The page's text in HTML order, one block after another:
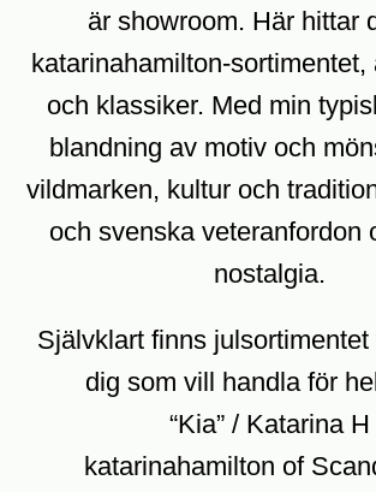
är showroom. Här hittar
katarinahamilton-sortimentet,
och klassiker. Med min
blandning av motiv och
vildmarken, kultur och
och svenska veteranfordon
nostalgia.
Självklart finns
dig som vill handla för
“Kia” / Katarina H
katarinahamilton of